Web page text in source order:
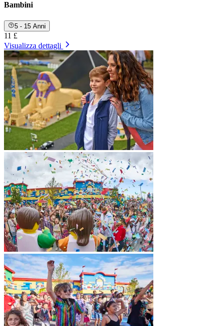
Bambini
5 - 15 Anni
11 £
Visualizza dettagli